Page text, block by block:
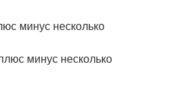
минус несколько
минус несколько